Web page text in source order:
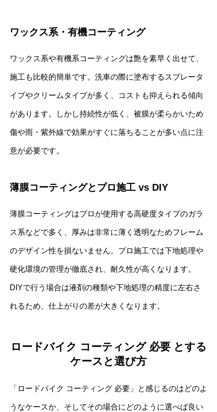
ワックス系・有機コーティング
ワックス系や有機系コーティングは艶を素早く出せて、
施工も比較的簡単です。洗車の際に塗布するスプレータ
イプやクリームタイプが多く、コストも抑えられる傾向
があります。しかし持続性が低く、被膜が柔らかいため
傷や雨・紫外線で効果がすぐに落ちることが多い点に注
意が必要です。
薄膜コーティングとプロ施工 vs DIY
薄膜コーティングはプロが使用する高硬度タイプのガラ
ス系などで多く、厚みは非常に薄く透明なためフレーム
のデザイン性を損ないません。プロ施工では下地処理や
硬化環境の管理が徹底され、耐久性が高くなります。
DIYで行う場合は液剤の種類や下地処理の精度に左右さ
れるため、仕上がりの差が大きくなります。
ロードバイク コーティング 必要 とする
ケースと選び方
「ロードバイク コーティング 必要」と感じるのはどのよ
うなケースか、そしてその場合にどのように選べば良い